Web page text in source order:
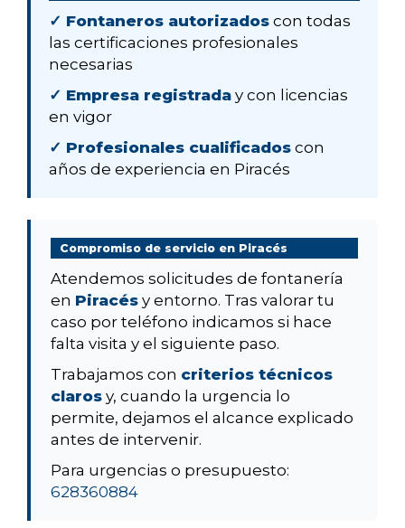
✓ Fontaneros autorizados con todas
las certificaciones profesionales
necesarias
✓ Empresa registrada y con licencias
en vigor
✓ Profesionales cualificados con
años de experiencia en Piracés
Compromiso de servicio en Piracés
Atendemos solicitudes de fontanería
en Piracés y entorno. Tras valorar tu
caso por teléfono indicamos si hace
falta visita y el siguiente paso.
Trabajamos con criterios técnicos
claros y, cuando la urgencia lo
permite, dejamos el alcance explicado
antes de intervenir.
Para urgencias o presupuesto:
628360884